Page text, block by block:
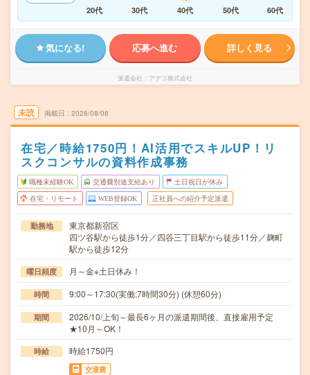
20代
30代 40代 50代 60代
気になる! 応募へ進む 詳しく見る
派遣会社 アデコ株式会社
未読 掲載日 2026/08/08
在宅／時給1750円！AI活用でスキルUP！リ
スクコンサルの資料作成事務
職種未経験OK 交通費別途支給あり 土日祝日が休み
在宅・リモート WEB登録OK 正社員への紹介予定派遣
勤務地
東京都新宿区
四ツ谷駅から徒歩1分／四谷三丁目駅から徒歩11分／麹町
駅から徒歩12分
曜日頻度 月～金※土日休み！
時間 9:00～17:30(実働:7時間30分) (休憩60分)
期間
2026/10/上旬～最長6ヶ月の派遣期間後、直接雇用予定
★10月～OK！
時給 時給1750円
交通費